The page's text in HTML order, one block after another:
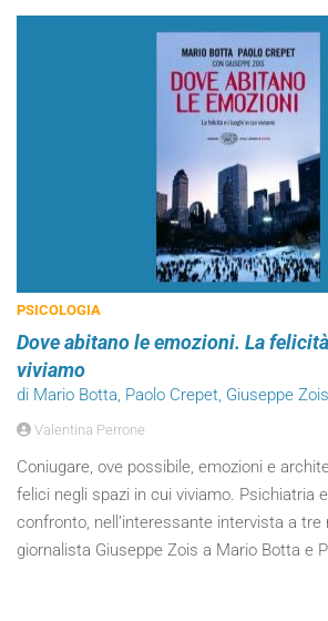
PSICOLOGIA
Dove abitano le emozioni. La
viviamo
di Mario Botta, Paolo Crepet, Giuseppe Zois
Valentina Perrone
Coniugare, ove possibile, emozioni e
felici negli spazi in cui viviamo. Psichiatria
confronto, nell’interessante intervista a tre
giornalista Giuseppe Zois a Mario Botta e